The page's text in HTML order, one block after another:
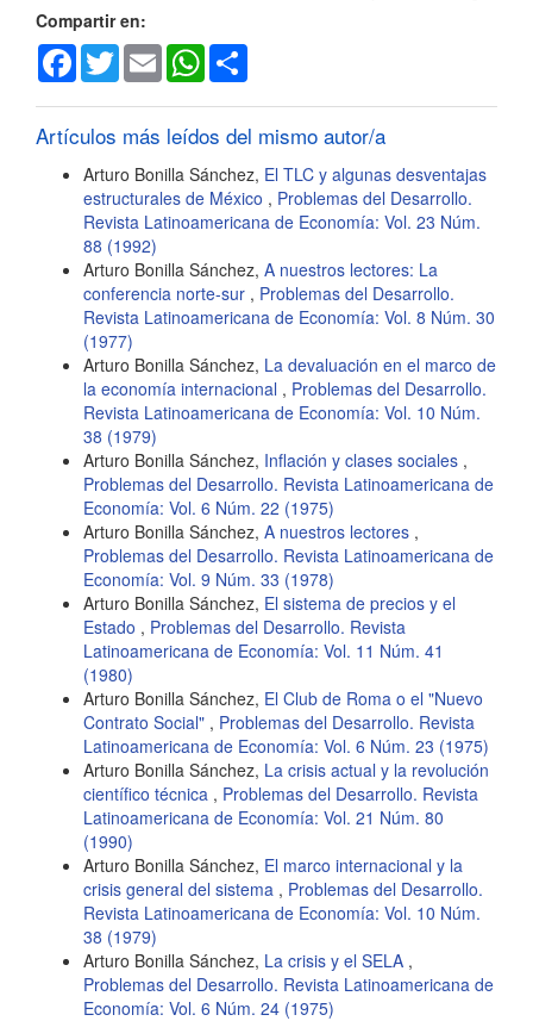
Detalles
del
artículo
Compartir en:
Facebook
TwitterEmail WhatsApp
Artículos más leídos del mismo autor/a
Arturo Bonilla Sánchez, El TLC y algunas desventajas
estructurales de México , Problemas del Desarrollo.
Revista Latinoamericana de Economía: Vol. 23 Núm.
88 (1992)
Arturo Bonilla Sánchez, A nuestros lectores: La
conferencia norte-sur , Problemas del Desarrollo.
Revista Latinoamericana de Economía: Vol. 8 Núm. 30
(1977)
Arturo Bonilla Sánchez, La devaluación en el marco de
la economía internacional , Problemas del Desarrollo.
Revista Latinoamericana de Economía: Vol. 10 Núm.
38 (1979)
Arturo Bonilla Sánchez, Inflación y clases sociales ,
Problemas del Desarrollo. Revista Latinoamericana de
Economía: Vol. 6 Núm. 22 (1975)
Arturo Bonilla Sánchez, A nuestros lectores ,
Problemas del Desarrollo. Revista Latinoamericana de
Economía: Vol. 9 Núm. 33 (1978)
Arturo Bonilla Sánchez, El sistema de precios y el
Estado , Problemas del Desarrollo. Revista
Latinoamericana de Economía: Vol. 11 Núm. 41
(1980)
Arturo Bonilla Sánchez, El Club de Roma o el "Nuevo
Contrato Social" , Problemas del Desarrollo. Revista
Latinoamericana de Economía: Vol. 6 Núm. 23 (1975)
Arturo Bonilla Sánchez, La crisis actual y la revolución
científico técnica , Problemas del Desarrollo. Revista
Latinoamericana de Economía: Vol. 21 Núm. 80
(1990)
Arturo Bonilla Sánchez, El marco internacional y la
crisis general del sistema , Problemas del Desarrollo.
Revista Latinoamericana de Economía: Vol. 10 Núm.
38 (1979)
Arturo Bonilla Sánchez, La crisis y el SELA ,
Problemas del Desarrollo. Revista Latinoamericana de
Economía: Vol. 6 Núm. 24 (1975)